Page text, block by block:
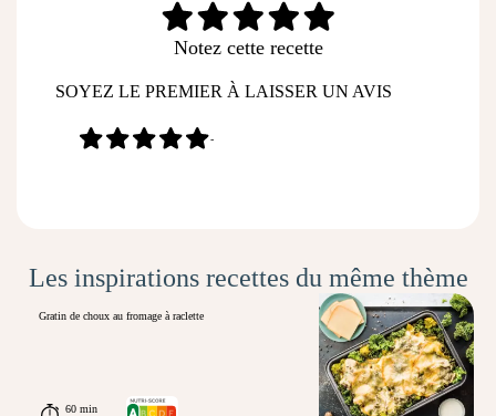
Notez cette recette
SOYEZ LE PREMIER À LAISSER UN AVIS
-
Les inspirations recettes du même thème
Gratin de choux au fromage à raclette
60 min